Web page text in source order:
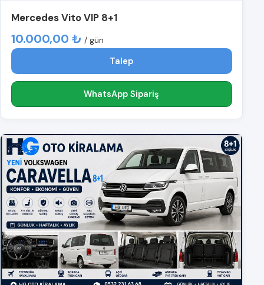
Mercedes Vito VIP 8+1
10.000,00 ₺ / gün
Talep
WhatsApp Sipariş